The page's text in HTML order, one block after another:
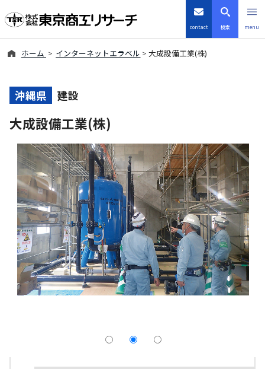
contact 検索 menu
TSR-PLUS
優良企業サイト
会社案内
商品・サービス
導入事例
採用情報
English
ホーム インターネットエラベル 大成設備工業(株)
沖縄県 建設
大成設備工業(株)